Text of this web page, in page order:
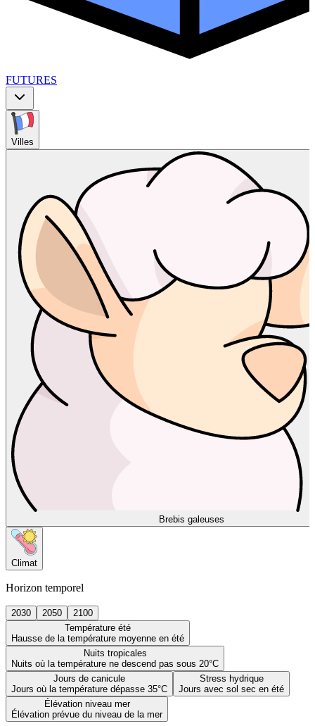
FUTURES
Villes
Brebis galeuses
Climat
Horizon temporel
2030 2050
2100
Température été
Hausse de la température moyenne en été
Nuits tropicales
Nuits où la température ne descend pas sous 20°C
Jours de canicule
Jours où la température dépasse 35°C
Stress hydrique
Jours avec sol sec en été
Élévation niveau mer
Élévation prévue du niveau de la mer